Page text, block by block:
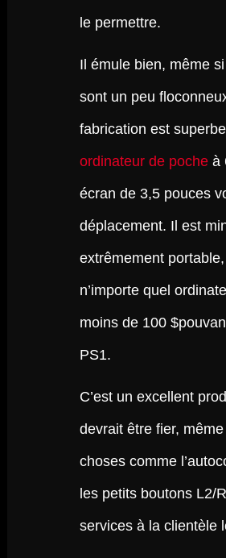
le permettre.
Il émule bien, même
sont un peu
fabrication est
ordinateur de pocheà
écran de 3,5 pouces
déplacement. Il est
extrêmement
n’importe quel
moins de 100
PS1.
C’est un excellent
devrait être fier,
choses comme
les petits boutons L2/
services à la clientèle